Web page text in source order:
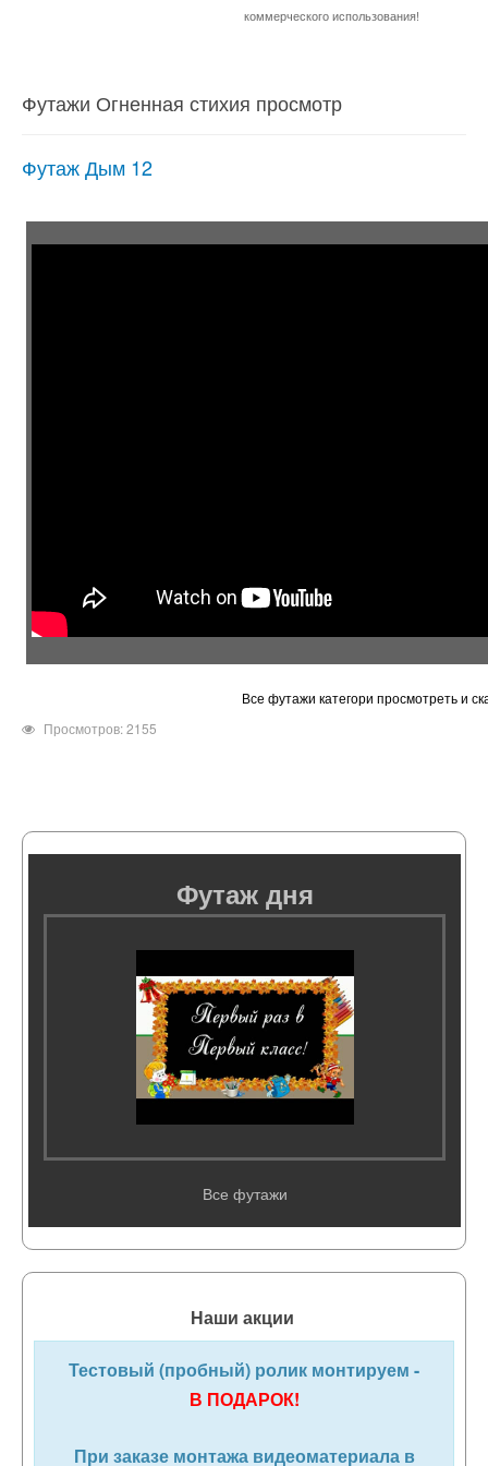
коммерческого использования!
Футажи Огненная стихия просмотр
Футаж Дым 12
Все футажи категори просмотреть и
Просмотров: 2155
Футаж дня
Все футажи
Наши акции
Тестовый (пробный) ролик монтируем -
В ПОДАРОК!
При заказе монтажа видеоматериала в